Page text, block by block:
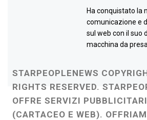
Ha conquistato la
comunicazione e
sul web con il suo
macchina da
STARPEOPLENEWS
RIGHTS RESERVED.
OFFRE SERVIZI
(CARTACEO E WEB).